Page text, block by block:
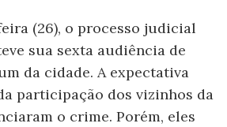
(26), o processo judicial
sua sexta audiência de
da cidade. A expectativa
participação dos vizinhos da
o crime. Porém, eles